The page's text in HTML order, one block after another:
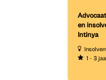
en
Intinya
1 - 3